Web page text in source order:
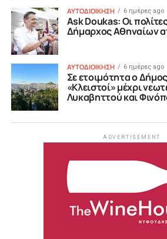
ΑΥΤΟΔΙΟΙΚΗΣΗ 6 ημέρες ago
Ask Doukas: Οι
Δήμαρχος Αθηναίων
ΑΥΤΟΔΙΟΙΚΗΣΗ 6 ημέρες ago
Σε ετοιμότητα ο
«Κλειστοί» μέχρι
Λυκαβηττού και
ADVERTISEMENT